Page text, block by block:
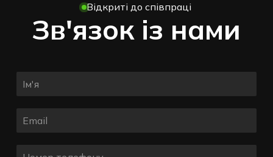
Відкриті до співпраці
Зв'язок із нами